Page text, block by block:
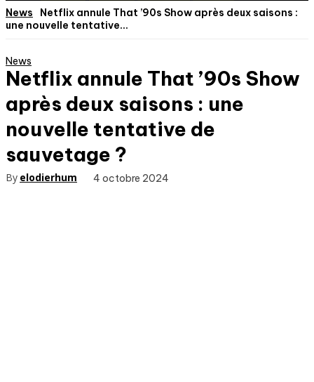
News
Netflix annule That ’90s Show après deux saisons :
une nouvelle tentative...
News
Netflix annule That ’90s Show
après deux saisons : une
nouvelle tentative de
sauvetage ?
By elodierhum 4 octobre 2024